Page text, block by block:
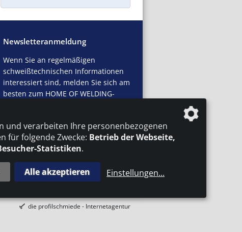
Newsletteranmeldung
Wenn Sie an regelmäßigen
schweißtechnischen Informationen
interessiert sind, melden Sie sich am
besten zum HOME OF WELDING-
Jetzt abonnieren!
IMPRESSUM DATENSCHUTZ
die profilschmiede - Internetagentur
und verarbeiten Ihre personenbezogenen
für folgende Zwecke: Betrieb der Webseite,
Statistiken.
Alle akzeptieren Einstellungen...